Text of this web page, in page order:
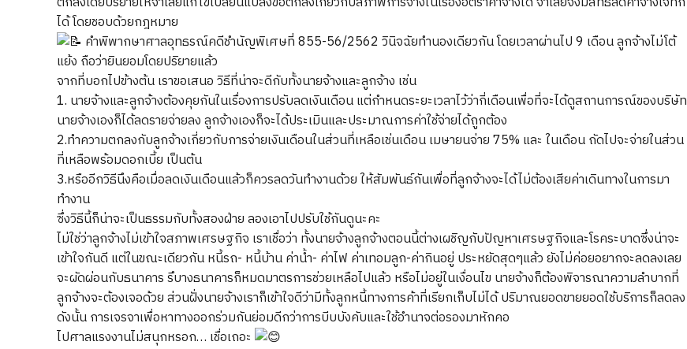
ได้ โดยชอบด้วยกฎหมาย
คำพิพากษาศาลอุทธรณ์คดีชำนัญพิเศษที่ 855-56/2562 วินิจฉัยทำนองเดียวกัน โดยเวลาผ่านไป 9 เดือน ลูกจ้างไม่โต้
แย้ง ถือว่ายินยอมโดยปริยายแล้ว
จากที่บอกไปข้างต้น เราขอเสนอ วิธีที่น่าจะดีกับทั้งนายจ้างและลูกจ้าง เช่น
1. นายจ้างและลูกจ้างต้องคุยกันในเรื่องการปรับลดเงินเดือน แต่กำหนดระยะเวลาไว้ว่ากี่เดือนเพื่อที่จะได้ดูสถานการณ์ของบริษัท
นายจ้างเองก็ได้ลดรายจ่ายลง ลูกจ้างเองก็จะได้ประเมินและประมาณการค่าใช้จ่ายได้ถูกต้อง
2.ทำความตกลงกับลูกจ้างเกี่ยวกับการจ่ายเงินเดือนในส่วนที่เหลือเช่นเดือน เมษายนจ่าย 75% และ ในเดือน ถัดไปจะจ่ายในส่วน
ที่เหลือพร้อมดอกเบี้ย เป็นต้น
3.หรืออีกวิธีนึงคือเมื่อลดเงินเดือนแล้วก็ควรลดวันทำงานด้วย ให้สัมพันธ์กันเพื่อที่ลูกจ้างจะได้ไม่ต้องเสียค่าเดินทางในการมา
ทำงาน
ซึ่งวิธีนี้ก็น่าจะเป็นธรรมกับทั้งสองฝ่าย ลองเอาไปปรับใช้กันดูนะคะ
ไม่ใช่ว่าลูกจ้างไม่เข้าใจสภาพเศรษฐกิจ เราเชื่อว่า ทั้งนายจ้างลูกจ้างตอนนี้ต่างเผชิญกับปัญหาเศรษฐกิจและโรคระบาดซึ่งน่าจะ
เข้าใจกันดี แต่ในขณะเดียวกัน หนี้รถ- หนี้บ้าน ค่าน้ำ- ค่าไฟ ค่าเทอมลูก-ค่ากินอยู่ ประหยัดสุดๆแล้ว ยังไม่ค่อยอยากจะลดลงเลย
จะผัดผ่อนกับธนาคาร รึบางธนาคารก็หมดมาตรการช่วยเหลือไปแล้ว หรือไม่อยู่ในเงื่อนไข นายจ้างก็ต้องพิจารณาความลำบากที่
ลูกจ้างจะต้องเจอด้วย ส่วนฝั่งนายจ้างเราก็เข้าใจดีว่ามีทั้งลูกหนี้ทางการค้าที่เรียกเก็บไม่ได้ ปริมาณยอดขายยอดใช้บริการก็ลดลง
ดังนั้น การเจรจาเพื่อหาทางออกร่วมกันย่อมดีกว่าการบีบบังคับและใช้อำนาจต่อรองมาหักคอ
ไปศาลแรงงานไม่สนุกหรอก… เชื่อเถอะ